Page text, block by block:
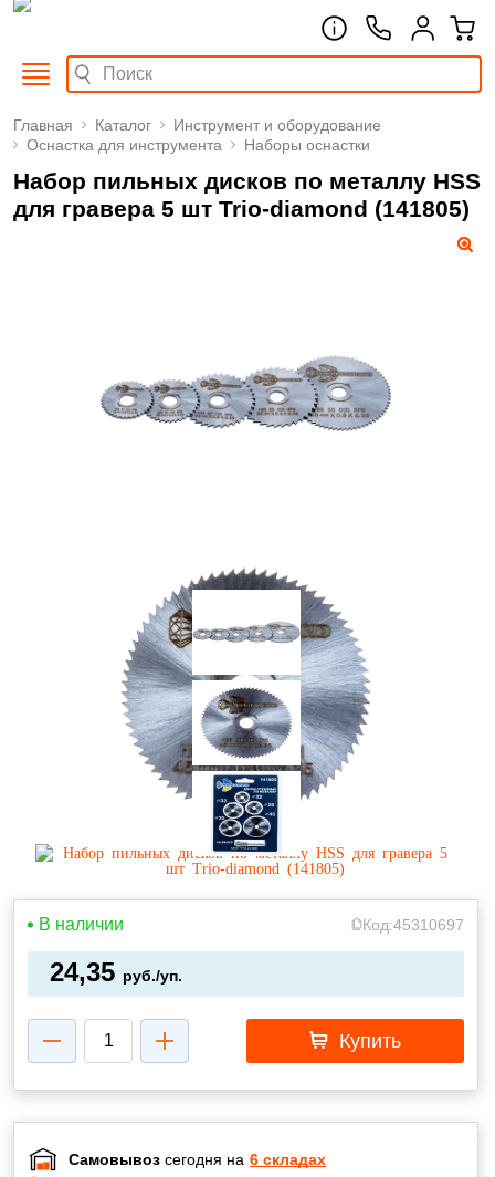
Главная Каталог
Инструмент и оборудование
Оснастка для инструмента
Наборы оснастки
Набор пильных дисков по металлу HSS
для гравера 5 шт Trio-diamond (141805)
В наличии Код:45310697
24,35 руб./уп.
Купить
Самовывоз сегодня на 6 складах